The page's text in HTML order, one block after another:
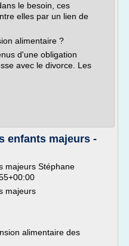
le besoin, ces
elles par un lien de
alimentaire ?
d'une obligation
avec le divorce. Les
enfants majeurs -
majeurs Stéphane
majeurs
alimentaire des